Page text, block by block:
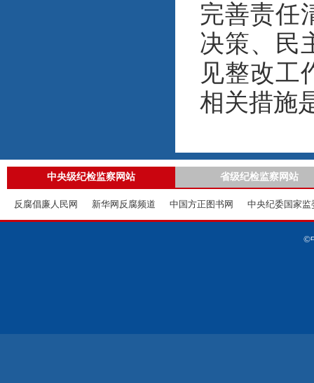
完善责任
决策、民
见整改工
相关措施
中央级纪检监察网站 省级纪检监察网站
反腐倡廉人民网 新华网反腐频道 中国方正图书网 中央纪委国家监
©